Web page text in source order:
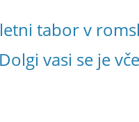
tabor v
vasi se je